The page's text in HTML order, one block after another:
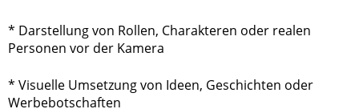
* Darstellung von Rollen, Charakteren oder realen
Personen vor der Kamera
* Visuelle Umsetzung von Ideen, Geschichten oder
Werbebotschaften